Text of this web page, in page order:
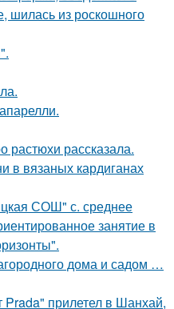
шилась из роскошного
растюхи рассказала.
в вязаных кардиганах
СОШ" с. среднее
занятие в
дома и садом …
прилетел в Шанхай,